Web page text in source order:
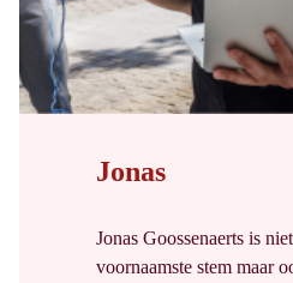
Jonas
Jonas Goossenaerts is
voornaamste stem maar